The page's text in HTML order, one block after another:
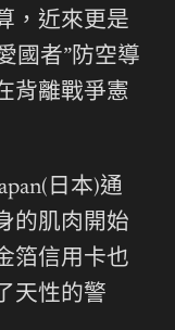
，近來更是
國者”防空導
背離戰爭憲
日本)通
的肌肉開始
箔信用卡也
天性的警